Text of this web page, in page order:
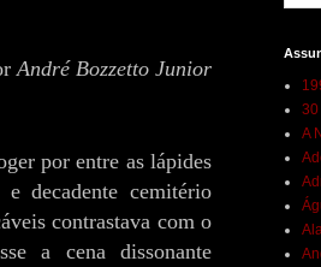
André Bozzetto Junior
por entre as lápides
decadente cemitério
contrastava com o
a cena dissonante
30
A